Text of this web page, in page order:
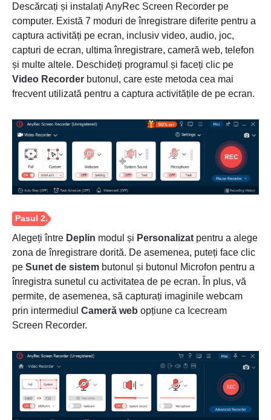
Descărcați și instalați AnyRec Screen Recorder pe
computer. Există 7 moduri de înregistrare diferite pentru a
captura activități pe ecran, inclusiv video, audio, joc,
capturi de ecran, ultima înregistrare, cameră web, telefon
și multe altele. Deschideți programul și faceți clic pe
Video Recorder butonul, care este metoda cea mai
frecvent utilizată pentru a captura activitățile de pe ecran.
Alegeți între Deplin modul și Personalizat pentru a alege
zona de înregistrare dorită. De asemenea, puteți face clic
pe Sunet de sistem butonul și butonul Microfon pentru a
înregistra sunetul cu activitatea de pe ecran. În plus, vă
permite, de asemenea, să capturați imaginile webcam
prin intermediul Cameră web opțiune ca Icecream
Screen Recorder.